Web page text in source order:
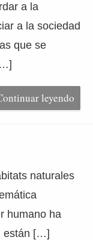
a la
a la sociedad
que se
leyendo
naturales
humano ha
están […]